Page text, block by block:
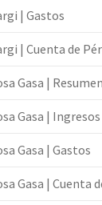
| Gastos
| Cuenta de
Gasa |
Gasa | Ingresos
Gasa | Gastos
Gasa | Cuenta